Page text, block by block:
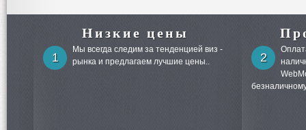
Низкие цены
1
Мы всегда следим за тенденцией виз -
рынка и предлагаем лучшие цены..
2